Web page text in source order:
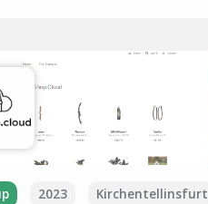
2023 Kirchentellinsfurt